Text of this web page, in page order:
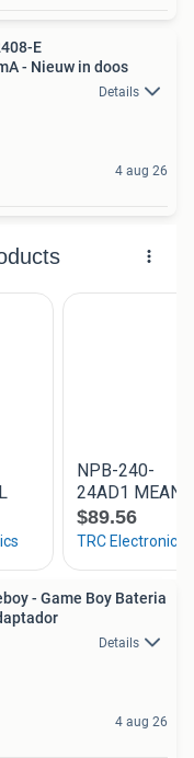
E
- Nieuw in doos
Details
4 aug 26
- Game Boy Bateria
Details
4 aug 26